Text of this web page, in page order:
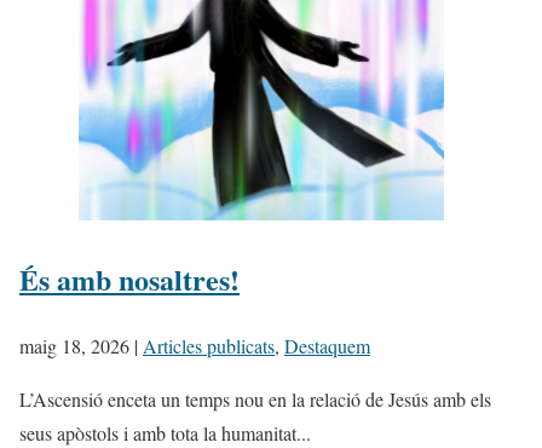
És amb nosaltres!
maig 18, 2026 | Articles publicats, Destaquem
L’Ascensió enceta un temps nou en la relació de Jesús amb els
seus apòstols i amb tota la humanitat...